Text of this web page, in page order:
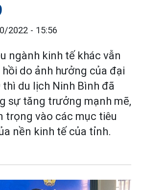
2022 - 15:56
ngành kinh tế khác vẫn
do ảnh hưởng của đại
thì du lịch Ninh Bình đã
sự tăng trưởng mạnh mẽ,
trọng vào các mục tiêu
nền kinh tế của tỉnh.